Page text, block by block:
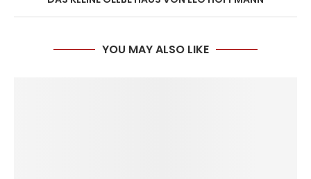
YOU MAY ALSO LIKE